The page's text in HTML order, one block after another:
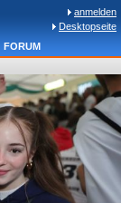
anmelden
Desktopseite
FORUM